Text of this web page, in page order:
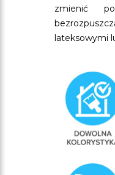
zmienić
lateksowymi